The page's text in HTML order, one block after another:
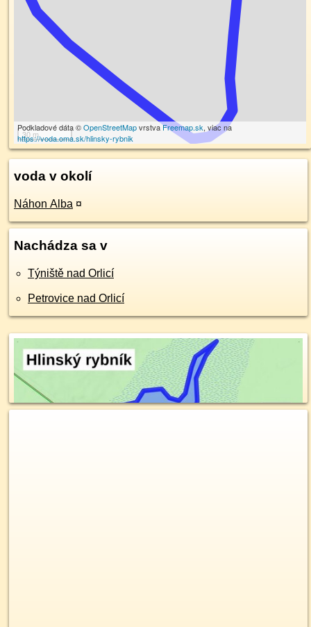
30 m
Podkladové dáta ©OpenStreetMapvrstvaFreemap.sk, viac na
https://voda.oma.sk/hlinsky-rybnik
voda v okolí
Náhon Alba ¤
Nachádza sa v
Týniště nad Orlicí
Petrovice nad Orlicí